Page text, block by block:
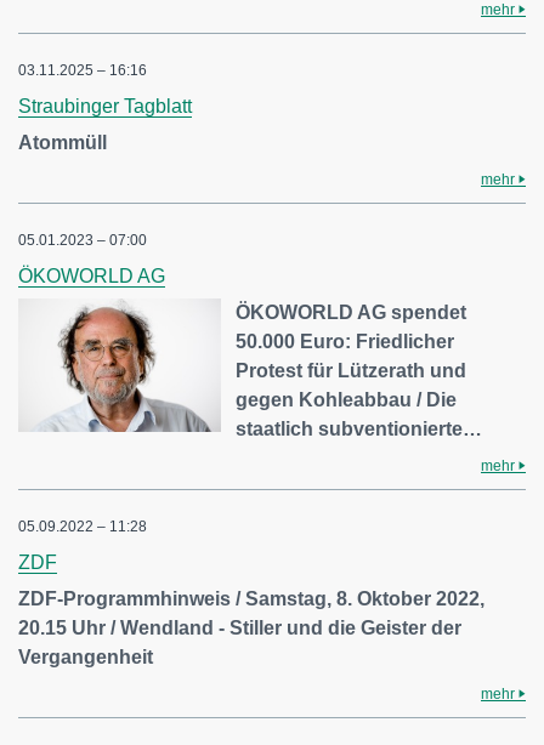
mehr
03.11.2025 – 16:16
Straubinger Tagblatt
Atommüll
mehr
05.01.2023 – 07:00
ÖKOWORLD AG
ÖKOWORLD AG spendet
50.000 Euro: Friedlicher
Protest für Lützerath und
gegen Kohleabbau / Die
staatlich subventionierte…
mehr
05.09.2022 – 11:28
ZDF
ZDF-Programmhinweis / Samstag, 8. Oktober 2022,
20.15 Uhr / Wendland - Stiller und die Geister der
Vergangenheit
mehr